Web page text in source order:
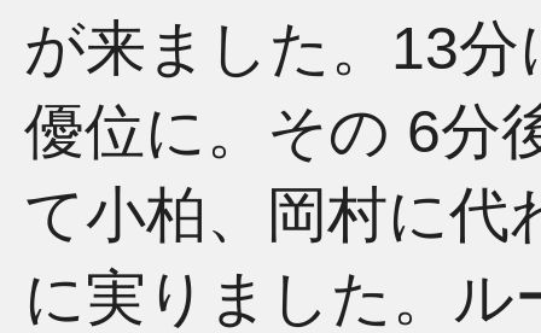
が来ました。13
優位に。その 6分
て小柏、岡村に代
に実りました。